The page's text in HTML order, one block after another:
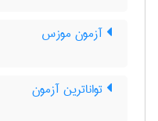
آزمون موزس
تواناترین آزمون